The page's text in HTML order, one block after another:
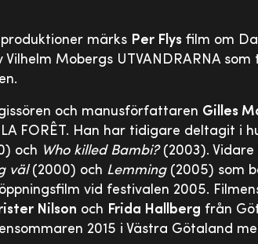
märks Per Flys film om
Mobergs UTVANDRARNA
och manusförfattaren Gilles
FORÊT. Han har tidigare deltagit i
och Who killed Bambi?(2003). Vidare
väl(2000) och Lemming(2005) som
vid festivalen 2005.
Nilson och Frida Hallberg från
2015 i Västra Götaland